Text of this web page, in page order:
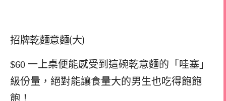
招牌乾麵意麵(大)
$60 一上桌便能感受到這碗乾意麵的「哇塞」
級份量，絕對能讓食量大的男生也吃得飽飽
飽！